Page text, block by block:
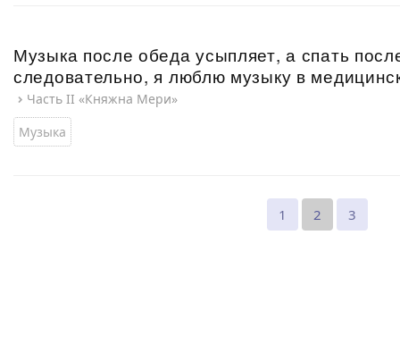
Музыка после обеда усыпляет, а спать
следовательно, я люблю музыку в
Часть II «Княжна Мери»
Музыка
1 2 3